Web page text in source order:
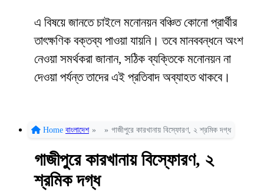
এ বিষয়ে জানতে চাইলে মনোনয়ন বঞ্চিত কোনো প্রার্থীর
তাৎক্ষণিক বক্তব্য পাওয়া যায়নি। তবে মানববন্ধনে অংশ
নেওয়া সমর্থকরা জানান, সঠিক ব্যক্তিকে মনোনয়ন না
দেওয়া পর্যন্ত তাদের এই প্রতিবাদ অব্যাহত থাকবে।
Home বাংলাদেশ » » গাজীপুরে কারখানায় বিস্ফোরণ, ২ শ্রমিক দগ্ধ
গাজীপুরে কারখানায় বিস্ফোরণ, ২
শ্রমিক দগ্ধ